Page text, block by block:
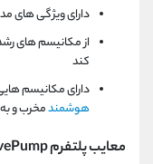
دارای ویژگی های
از مکانیسم های
کند
دارای مکانیسم هایی
هوشمندمخرب و
معایب پلتفرم MovePump